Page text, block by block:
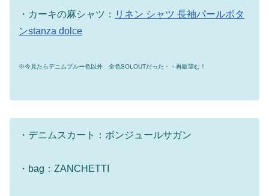
・カーキの麻シャツ： リネン シャツ 長袖パールボタ
ンstanza dolce
※今見たらデニムブルー色以外 全色SOLOUTだった・・再販望む！
・デニムスカート：ボンジュールサガン
・bag：ZANCHETTI